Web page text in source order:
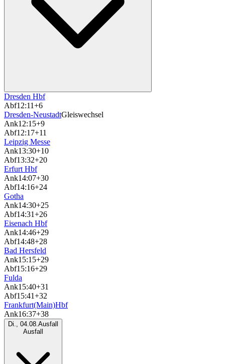
Dresden Hbf
Abf12:11+6
Dresden-NeustadtGleiswechsel
Ank12:15+9
Abf12:17+11
Leipzig Messe
Ank13:30+10
Abf13:32+20
Erfurt Hbf
Ank14:07+30
Abf14:16+24
Gotha
Ank14:30+25
Abf14:31+26
Eisenach Hbf
Ank14:46+29
Abf14:48+28
Bad Hersfeld
Ank15:15+29
Abf15:16+29
Fulda
Ank15:40+31
Abf15:41+32
Frankfurt(Main)Hbf
Ank16:37+38
Di., 04.08.Ausfall
Ausfall